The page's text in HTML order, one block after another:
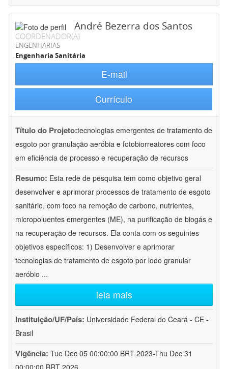
André Bezerra dos Santos
COORDENADOR(A)
ENGENHARIAS
Engenharia Sanitária
E-mail
Currículo
Título do Projeto:tecnologias emergentes de tratamento de
esgoto por granulação aeróbia e fotobiorreatores com foco
em eficiência de processo e recuperação de recursos
Resumo: Esta rede de pesquisa tem como objetivo geral
desenvolver e aprimorar processos de tratamento de esgoto
sanitário, com foco na remoção de carbono, nutrientes,
micropoluentes emergentes (ME), na purificação de biogás e
na recuperação de recursos. Ela conta com os seguintes
objetivos específicos: 1) Desenvolver e aprimorar
tecnologias de tratamento de esgoto por lodo granular
aeróbio ...
leia mais
Instituição/UF/País: Universidade Federal do Ceará - CE -
Brasil
Vigência: Tue Dec 05 00:00:00 BRT 2023-Thu Dec 31